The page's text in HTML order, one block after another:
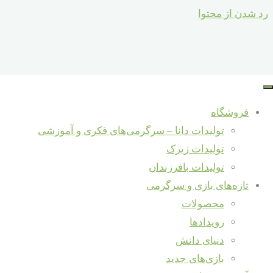
رد شدن از محتوا
فروشگاه
تولیدات دانا – سرگرمی‌های فکری و آموزشی
تولیدات زیرک
تولیدات بافرزندان
تازه‌های بازی و سرگرمی
محصولات
رویدادها
دنیای دانش
بازی‌های جدید